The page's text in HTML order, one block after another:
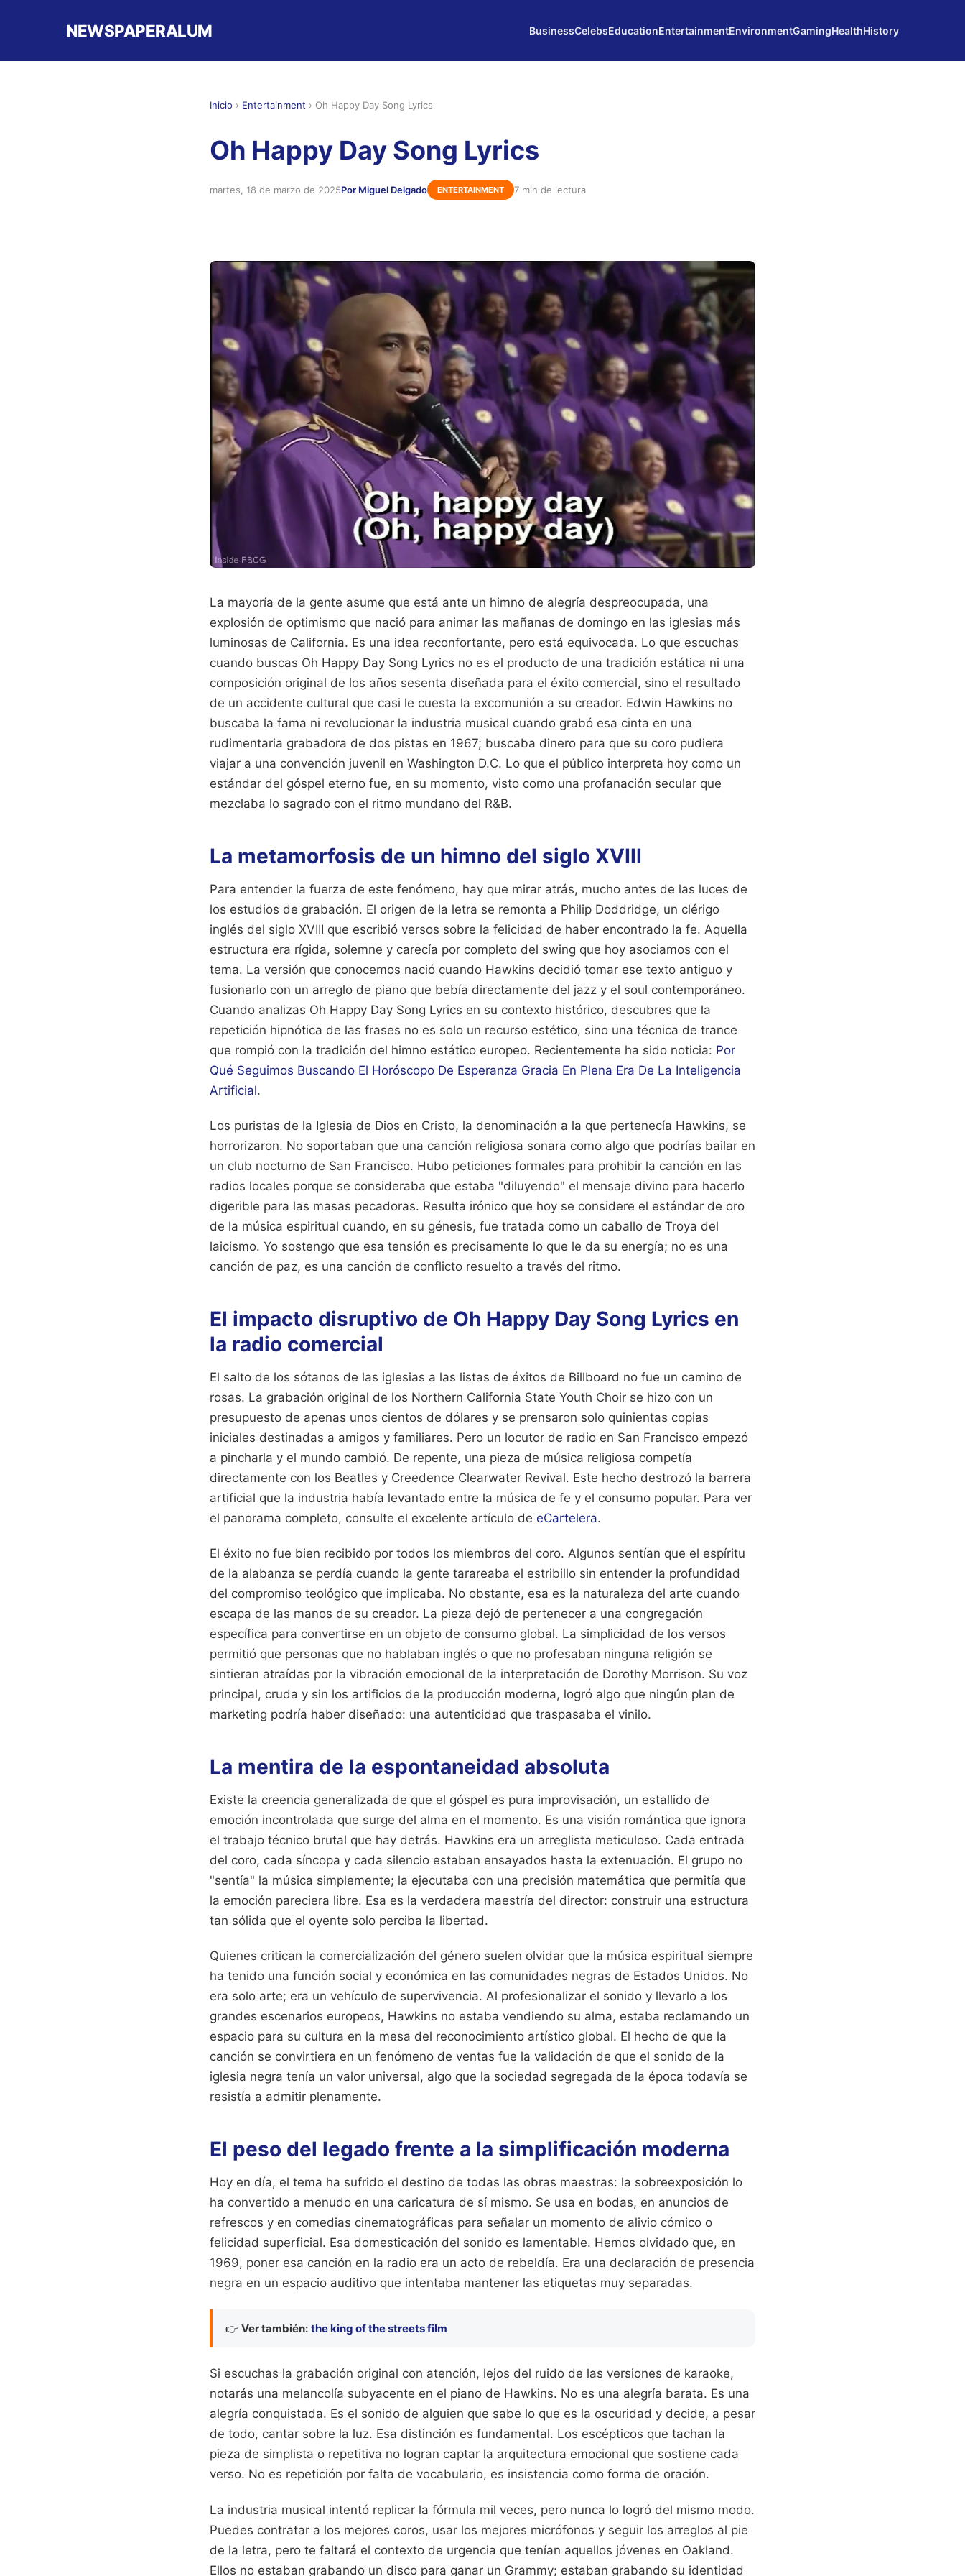
NEWSPAPERALUM BusinessCelebsEducationEntertainmentEnvironmentGamingHealthHistory
Inicio › Entertainment › Oh Happy Day Song Lyrics
Oh Happy Day Song Lyrics
martes, 18 de marzo de 2025Por Miguel Delgado ENTERTAINMENT 7 min de lectura
La mayoría de la gente asume que está ante un himno de alegría despreocupada, una
explosión de optimismo que nació para animar las mañanas de domingo en las iglesias más
luminosas de California. Es una idea reconfortante, pero está equivocada. Lo que escuchas
cuando buscas Oh Happy Day Song Lyrics no es el producto de una tradición estática ni una
composición original de los años sesenta diseñada para el éxito comercial, sino el resultado
de un accidente cultural que casi le cuesta la excomunión a su creador. Edwin Hawkins no
buscaba la fama ni revolucionar la industria musical cuando grabó esa cinta en una
rudimentaria grabadora de dos pistas en 1967; buscaba dinero para que su coro pudiera
viajar a una convención juvenil en Washington D.C. Lo que el público interpreta hoy como un
estándar del góspel eterno fue, en su momento, visto como una profanación secular que
mezclaba lo sagrado con el ritmo mundano del R&B.
La metamorfosis de un himno del siglo XVIII
Para entender la fuerza de este fenómeno, hay que mirar atrás, mucho antes de las luces de
los estudios de grabación. El origen de la letra se remonta a Philip Doddridge, un clérigo
inglés del siglo XVIII que escribió versos sobre la felicidad de haber encontrado la fe. Aquella
estructura era rígida, solemne y carecía por completo del swing que hoy asociamos con el
tema. La versión que conocemos nació cuando Hawkins decidió tomar ese texto antiguo y
fusionarlo con un arreglo de piano que bebía directamente del jazz y el soul contemporáneo.
Cuando analizas Oh Happy Day Song Lyrics en su contexto histórico, descubres que la
repetición hipnótica de las frases no es solo un recurso estético, sino una técnica de trance
que rompió con la tradición del himno estático europeo. Recientemente ha sido noticia: Por
Qué Seguimos Buscando El Horóscopo De Esperanza Gracia En Plena Era De La Inteligencia
Artificial.
Los puristas de la Iglesia de Dios en Cristo, la denominación a la que pertenecía Hawkins, se
horrorizaron. No soportaban que una canción religiosa sonara como algo que podrías bailar en
un club nocturno de San Francisco. Hubo peticiones formales para prohibir la canción en las
radios locales porque se consideraba que estaba "diluyendo" el mensaje divino para hacerlo
digerible para las masas pecadoras. Resulta irónico que hoy se considere el estándar de oro
de la música espiritual cuando, en su génesis, fue tratada como un caballo de Troya del
laicismo. Yo sostengo que esa tensión es precisamente lo que le da su energía; no es una
canción de paz, es una canción de conflicto resuelto a través del ritmo.
El impacto disruptivo de Oh Happy Day Song Lyrics en
la radio comercial
El salto de los sótanos de las iglesias a las listas de éxitos de Billboard no fue un camino de
rosas. La grabación original de los Northern California State Youth Choir se hizo con un
presupuesto de apenas unos cientos de dólares y se prensaron solo quinientas copias
iniciales destinadas a amigos y familiares. Pero un locutor de radio en San Francisco empezó
a pincharla y el mundo cambió. De repente, una pieza de música religiosa competía
directamente con los Beatles y Creedence Clearwater Revival. Este hecho destrozó la barrera
artificial que la industria había levantado entre la música de fe y el consumo popular. Para ver
el panorama completo, consulte el excelente artículo de eCartelera.
El éxito no fue bien recibido por todos los miembros del coro. Algunos sentían que el espíritu
de la alabanza se perdía cuando la gente tarareaba el estribillo sin entender la profundidad
del compromiso teológico que implicaba. No obstante, esa es la naturaleza del arte cuando
escapa de las manos de su creador. La pieza dejó de pertenecer a una congregación
específica para convertirse en un objeto de consumo global. La simplicidad de los versos
permitió que personas que no hablaban inglés o que no profesaban ninguna religión se
sintieran atraídas por la vibración emocional de la interpretación de Dorothy Morrison. Su voz
principal, cruda y sin los artificios de la producción moderna, logró algo que ningún plan de
marketing podría haber diseñado: una autenticidad que traspasaba el vinilo.
La mentira de la espontaneidad absoluta
Existe la creencia generalizada de que el góspel es pura improvisación, un estallido de
emoción incontrolada que surge del alma en el momento. Es una visión romántica que ignora
el trabajo técnico brutal que hay detrás. Hawkins era un arreglista meticuloso. Cada entrada
del coro, cada síncopa y cada silencio estaban ensayados hasta la extenuación. El grupo no
"sentía" la música simplemente; la ejecutaba con una precisión matemática que permitía que
la emoción pareciera libre. Esa es la verdadera maestría del director: construir una estructura
tan sólida que el oyente solo perciba la libertad.
Quienes critican la comercialización del género suelen olvidar que la música espiritual siempre
ha tenido una función social y económica en las comunidades negras de Estados Unidos. No
era solo arte; era un vehículo de supervivencia. Al profesionalizar el sonido y llevarlo a los
grandes escenarios europeos, Hawkins no estaba vendiendo su alma, estaba reclamando un
espacio para su cultura en la mesa del reconocimiento artístico global. El hecho de que la
canción se convirtiera en un fenómeno de ventas fue la validación de que el sonido de la
iglesia negra tenía un valor universal, algo que la sociedad segregada de la época todavía se
resistía a admitir plenamente.
El peso del legado frente a la simplificación moderna
Hoy en día, el tema ha sufrido el destino de todas las obras maestras: la sobreexposición lo
ha convertido a menudo en una caricatura de sí mismo. Se usa en bodas, en anuncios de
refrescos y en comedias cinematográficas para señalar un momento de alivio cómico o
felicidad superficial. Esa domesticación del sonido es lamentable. Hemos olvidado que, en
1969, poner esa canción en la radio era un acto de rebeldía. Era una declaración de presencia
negra en un espacio auditivo que intentaba mantener las etiquetas muy separadas.
👉 Ver también: the king of the streets film
Si escuchas la grabación original con atención, lejos del ruido de las versiones de karaoke,
notarás una melancolía subyacente en el piano de Hawkins. No es una alegría barata. Es una
alegría conquistada. Es el sonido de alguien que sabe lo que es la oscuridad y decide, a pesar
de todo, cantar sobre la luz. Esa distinción es fundamental. Los escépticos que tachan la
pieza de simplista o repetitiva no logran captar la arquitectura emocional que sostiene cada
verso. No es repetición por falta de vocabulario, es insistencia como forma de oración.
La industria musical intentó replicar la fórmula mil veces, pero nunca lo logró del mismo modo.
Puedes contratar a los mejores coros, usar los mejores micrófonos y seguir los arreglos al pie
de la letra, pero te faltará el contexto de urgencia que tenían aquellos jóvenes en Oakland.
Ellos no estaban grabando un disco para ganar un Grammy; estaban grabando su identidad